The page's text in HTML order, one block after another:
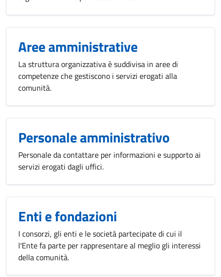
Aree amministrative
La struttura organizzativa è suddivisa in aree di
competenze che gestiscono i servizi erogati alla
comunità.
Personale amministrativo
Personale da contattare per informazioni e supporto ai
servizi erogati dagli uffici.
Enti e fondazioni
I consorzi, gli enti e le società partecipate di cui il
l'Ente fa parte per rappresentare al meglio gli interessi
della comunità.